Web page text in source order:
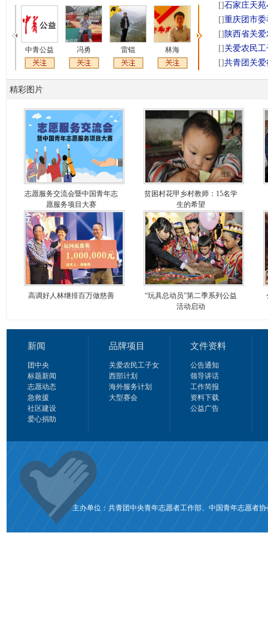
中青公益 冯勇 雷锟 林海 张建民 小鱼
[]石家庄天
[]重庆团市委
[] 陕西省关
[] 关爱农民
[]共青团关
精彩图片
志愿服务交流会暨中国青年志
愿服务项目大赛
贫困村花甲乡村教师：15名学
生的希望
高调好人林继排百万做慈善
“玩具总动员”第二季系列公益
活动启动
新闻
团中央
标题新闻
志愿动态
急救援
社区建设
爱心捐助
品牌项目
关爱农民工子女
西部计划
海外服务计划
大型赛会
文件资料
公告通知
领导讲话
工作简报
资料下载
公益广告
主办单位：共青团中央青年志愿者工作部、中国青年志愿者